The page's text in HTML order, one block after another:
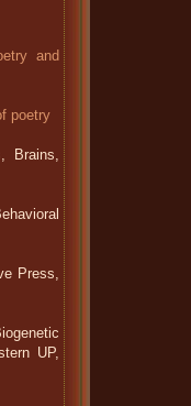
and
poetry
Brains,
Press,
UP,